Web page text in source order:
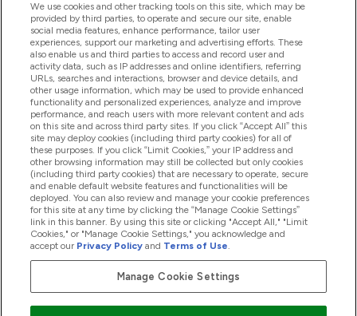
Produtos
Informação
Fidelidade E Recompensas
2026 The Hut.com Ltd
Pay with
We use cookies and other tracking tools on this site, which may be
provided by third parties, to operate and secure our site, enable
social media features, enhance performance, tailor user
experiences, support our marketing and advertising efforts. These
also enable us and third parties to access and record user and
activity data, such as IP addresses and online identifiers, referring
URLs, searches and interactions, browser and device details, and
other usage information, which may be used to provide enhanced
functionality and personalized experiences, analyze and improve
performance, and reach users with more relevant content and ads
on this site and across third party sites. If you click “Accept All” this
site may deploy cookies (including third party cookies) for all of
these purposes. If you click “Limit Cookies,” your IP address and
other browsing information may still be collected but only cookies
(including third party cookies) that are necessary to operate, secure
and enable default website features and functionalities will be
deployed. You can also review and manage your cookie preferences
for this site at any time by clicking the “Manage Cookie Settings”
link in this banner. By using this site or clicking "Accept All," "Limit
Cookies," or "Manage Cookie Settings," you acknowledge and
accept our Privacy Policy and Terms of Use.
Manage Cookie Settings